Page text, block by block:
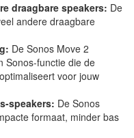
draagbare speakers: De
andere draagbare
De Sonos Move 2
Sonos-functie die de
voor jouw
speakers: De Sonos
formaat, minder bas